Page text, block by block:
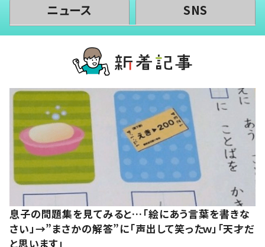
ニュース SNS
息子の問題集を見てみると…「絵にあう言葉を書きな
さい」→”まさかの解答”に「声出して笑ったｗ」「天才だ
と思います」